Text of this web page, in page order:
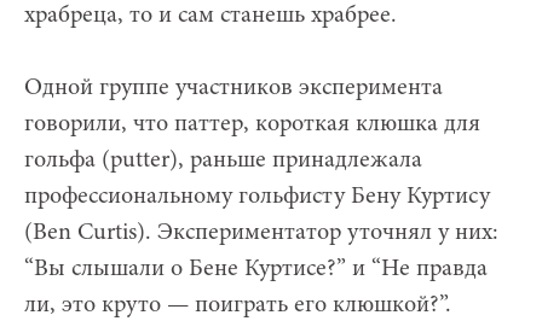
храбреца, то и сам станешь храбрее.
Одной группе участников эксперимента
говорили, что паттер, короткая клюшка для
гольфа (putter), раньше принадлежала
профессиональному гольфисту Бену Куртису
(Ben Curtis). Экспериментатор уточнял у них:
“Вы слышали о Бене Куртисе?” и “Не правда
ли, это круто — поиграть его клюшкой?”.